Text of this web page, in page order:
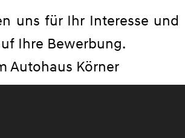
uns für Ihr Interesse und
Ihre Bewerbung.
Autohaus Körner